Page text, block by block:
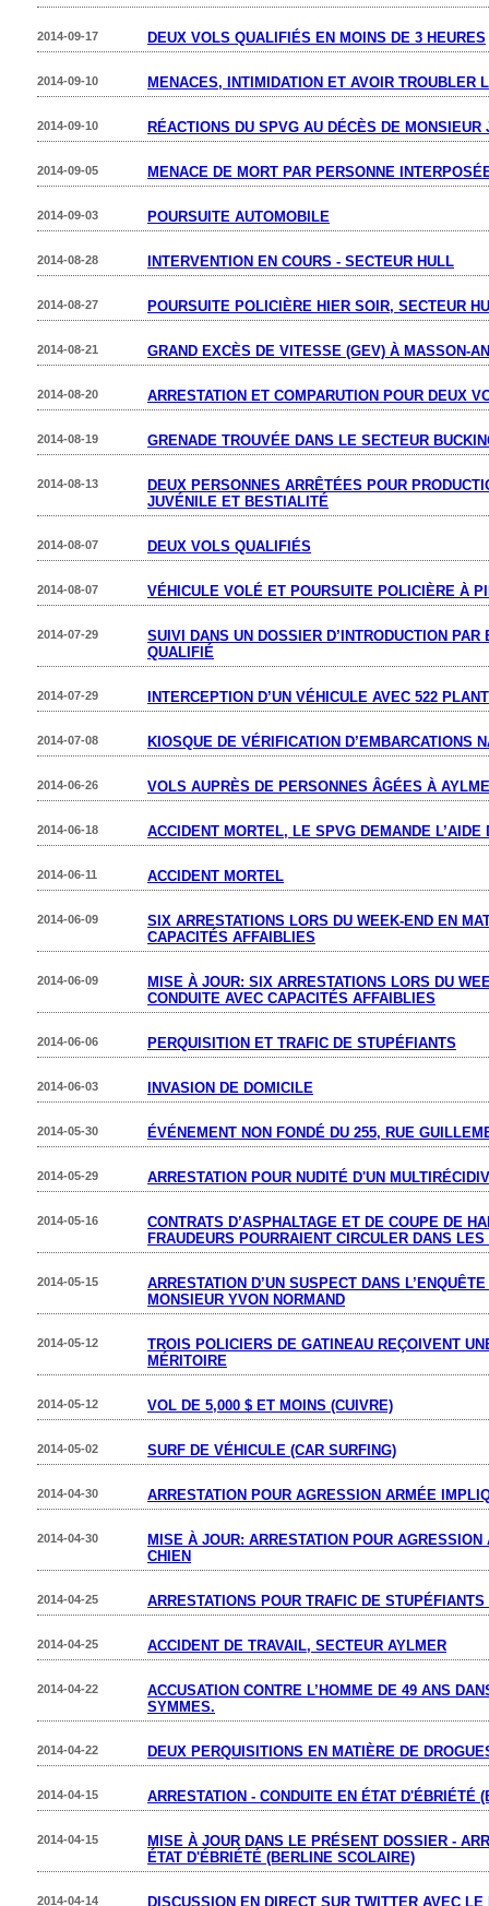
DEUX VOLS QUALIFIÉS EN MOINS DE 3 HEURES
2014-09-17
MENACES, INTIMIDATION ET AVOIR TROUBLER
2014-09-10
RÉACTIONS DU SPVG AU DÉCÈS DE MONSIEUR
2014-09-10
MENACE DE MORT PAR PERSONNE
2014-09-05
POURSUITE AUTOMOBILE
2014-09-03
INTERVENTION EN COURS - SECTEUR HULL
2014-08-28
POURSUITE POLICIÈRE HIER SOIR, SECTEUR
2014-08-27
GRAND EXCÈS DE VITESSE (GEV) À MASSON-
2014-08-21
ARRESTATION ET COMPARUTION POUR DEUX
2014-08-20
GRENADE TROUVÉE DANS LE SECTEUR
2014-08-19
DEUX PERSONNES ARRÊTÉES POUR
JUVÉNILE ET BESTIALITÉ
2014-08-13
DEUX VOLS QUALIFIÉS
2014-08-07
VÉHICULE VOLÉ ET POURSUITE POLICIÈRE À
2014-08-07
SUIVI DANS UN DOSSIER D’INTRODUCTION
QUALIFIÉ
2014-07-29
INTERCEPTION D’UN VÉHICULE AVEC 522
2014-07-29
KIOSQUE DE VÉRIFICATION D’EMBARCATIONS
2014-07-08
VOLS AUPRÈS DE PERSONNES ÂGÉES À
2014-06-26
ACCIDENT MORTEL, LE SPVG DEMANDE L’AIDE
2014-06-18
ACCIDENT MORTEL
2014-06-11
SIX ARRESTATIONS LORS DU WEEK-END EN
CAPACITÉS AFFAIBLIES
2014-06-09
MISE À JOUR: SIX ARRESTATIONS LORS DU
CONDUITE AVEC CAPACITÉS AFFAIBLIES
2014-06-09
PERQUISITION ET TRAFIC DE STUPÉFIANTS
2014-06-06
INVASION DE DOMICILE
2014-06-03
ÉVÉNEMENT NON FONDÉ DU 255, RUE
2014-05-30
ARRESTATION POUR NUDITÉ D'UN
2014-05-29
CONTRATS D’ASPHALTAGE ET DE COUPE DE
FRAUDEURS POURRAIENT CIRCULER DANS
2014-05-16
ARRESTATION D’UN SUSPECT DANS
MONSIEUR YVON NORMAND
2014-05-15
TROIS POLICIERS DE GATINEAU REÇOIVENT
MÉRITOIRE
2014-05-12
VOL DE 5,000 $ ET MOINS (CUIVRE)
2014-05-12
SURF DE VÉHICULE (CAR SURFING)
2014-05-02
ARRESTATION POUR AGRESSION ARMÉE
2014-04-30
MISE À JOUR: ARRESTATION POUR
CHIEN
2014-04-30
ARRESTATIONS POUR TRAFIC DE
2014-04-25
ACCIDENT DE TRAVAIL, SECTEUR AYLMER
2014-04-25
ACCUSATION CONTRE L’HOMME DE 49 ANS
SYMMES.
2014-04-22
DEUX PERQUISITIONS EN MATIÈRE DE
2014-04-22
ARRESTATION - CONDUITE EN ÉTAT D'ÉBRIÉTÉ
2014-04-15
MISE À JOUR DANS LE PRÉSENT DOSSIER -
ÉTAT D'ÉBRIÉTÉ (BERLINE SCOLAIRE)
2014-04-15
DISCUSSION EN DIRECT SUR TWITTER AVEC LE
2014-04-14